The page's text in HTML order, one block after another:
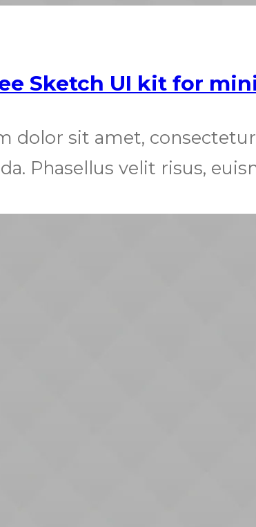
Sketch UI kit for
dolor sit amet,
Phasellus velit risus,